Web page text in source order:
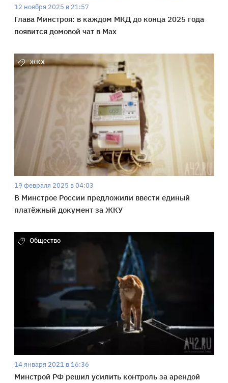
12 ноября 2025 в 21:57
Глава Минстроя: в каждом МКД до конца 2025 года
появится домовой чат в Max
ЖКХ
19 февраля 2025 в 04:03
В Минстрое России предложили ввести единый
платёжный документ за ЖКУ
Общество
14 января 2021 в 16:36
Минстрой РФ решил усилить контроль за арендой